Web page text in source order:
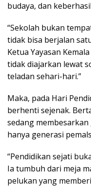
budaya, dan
“Sekolah bukan
tidak bisa berjalan
Ketua Yayasan
tidak diajarkan lewat
teladan sehari-hari.”
Maka, pada Hari
berhenti sejenak.
sedang
hanya generasi
“Pendidikan sejati
Ia tumbuh dari meja
pelukan yang